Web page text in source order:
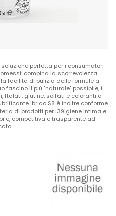
perfetta per i consumatori
combina la scorrevolezza
facilità di pulizia delle formule a
fascino il più "naturale" possibile, il
ftalati, glutine, solfati e coloranti o
ibrido S8 è inoltre conforme
di prodotti per l39igiene intima e
competitiva e trasparente ad